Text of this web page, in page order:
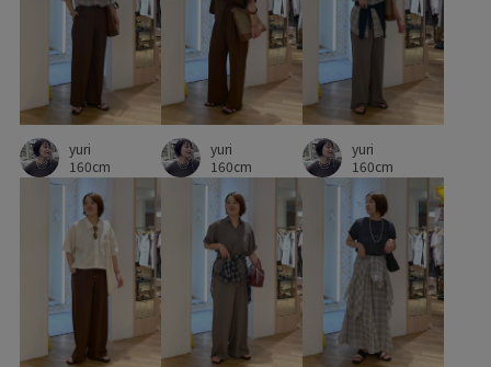
快適な着心地 抜け感 清涼感 滑らかな質感
美シルエット 肌に馴染む
肌離れが良い 華やか 落ち感 落ち着いた色 薄手
財布 軽快 都会的 長財布 高級感
yuri
160cm
yuri
160cm
yuri
160cm